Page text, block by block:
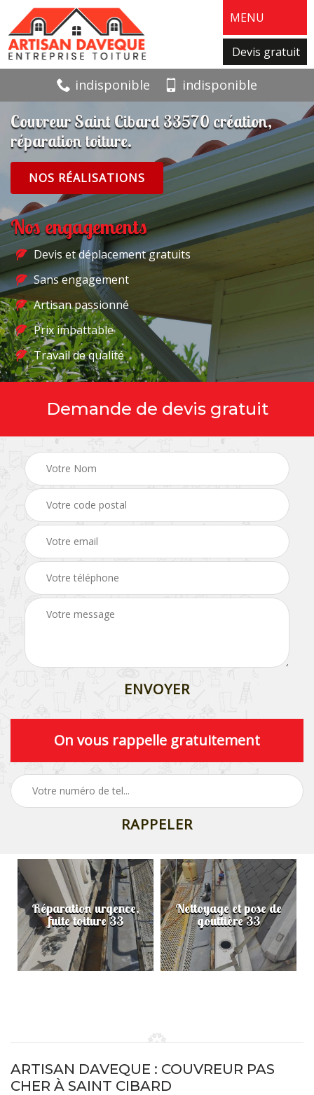
MENU
Devis gratuit
indisponible indisponible
Couvreur Saint Cibard 33570 création,
réparation toiture.
NOS RÉALISATIONS
Nos engagements
Devis et déplacement gratuits
Sans engagement
Artisan passionné
Prix imbattable
Travail de qualité
Demande de devis gratuit
On vous rappelle gratuitement
Réparation urgence,
fuite toiture 33
Nettoyage et pose de
gouttière 33
ARTISAN DAVEQUE : COUVREUR PAS
CHER À SAINT CIBARD